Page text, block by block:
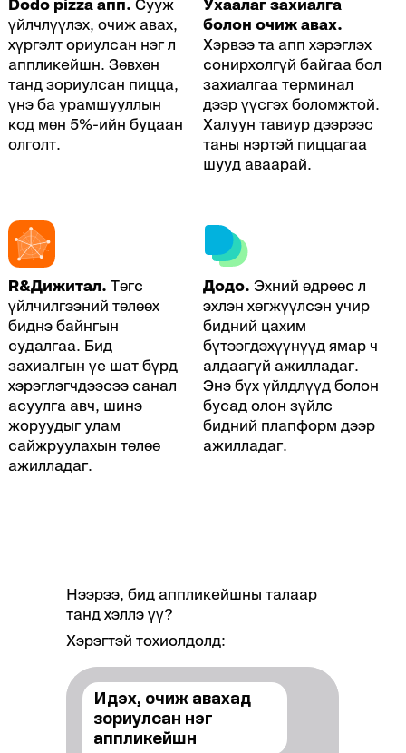
Dodo pizza апп. Сууж
үйлчлүүлэх, очиж авах,
хүргэлт ориулсан нэг л
аппликейшн. Зөвхөн
танд зориулсан пицца,
үнэ ба урамшууллын
код мөн 5%-ийн буцаан
олголт.
Ухаалаг захиалга
болон очиж авах.
Хэрвээ та апп хэрэглэх
сонирхолгүй байгаа бол
захиалгаа терминал
дээр үүсгэх боломжтой.
Халуун тавиур дээрээс
таны нэртэй пиццагаа
шууд аваарай.
R&Дижитал. Төгс
үйлчилгээний төлөөх
биднэ байнгын
судалгаа. Бид
захиалгын үе шат бүрд
хэрэглэгчдээсээ санал
асуулга авч, шинэ
жоруудыг улам
сайжруулахын төлөө
ажилладаг.
Додо. Эхний өдрөөс л
эхлэн хөгжүүлсэн учир
бидний цахим
бүтээгдэхүүнүүд ямар ч
алдаагүй ажилладаг.
Энэ бүх үйлдлүүд болон
бусад олон зүйлс
бидний плапформ дээр
ажилладаг.
Нээрээ, бид аппликейшны талаар
танд хэллэ үү?
Хэрэгтэй тохиолдолд:
Идэх, очиж авахад
зориулсан нэг
аппликейшн